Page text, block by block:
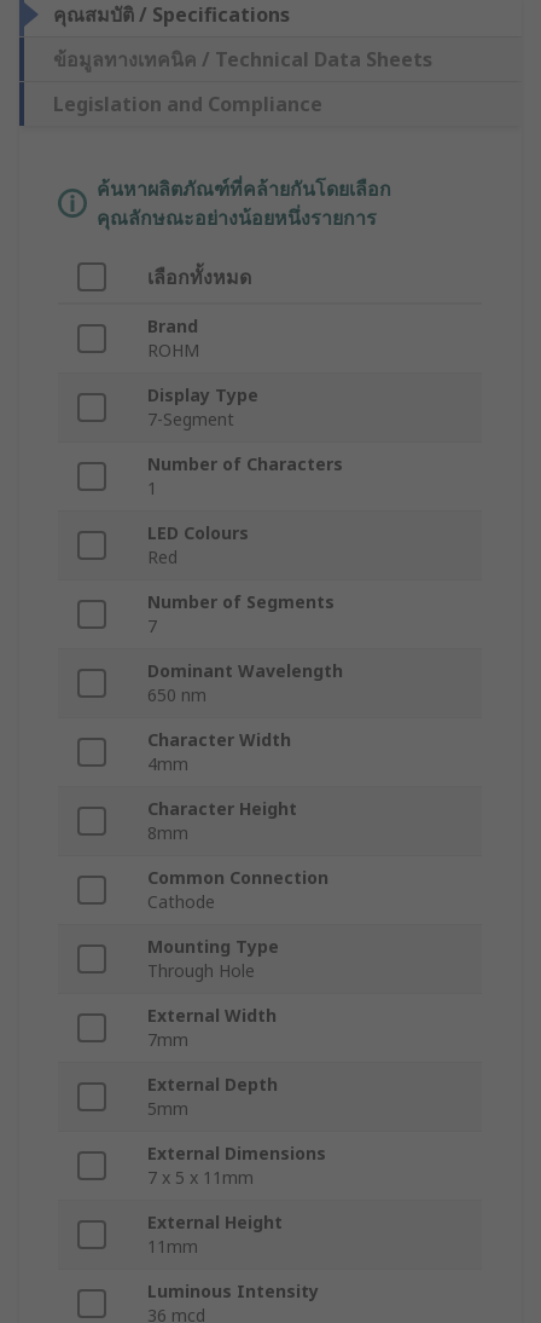
คุณสมบัติ / Specifications
ข้อมูลทางเทคนิค / Technical Data Sheets
Legislation and Compliance
ค้นหาผลิตภัณฑ์ที่คล้ายกันโดยเลือก
คุณลักษณะอย่างน้อยหนึ่งรายการ
เลือกทั้งหมด
Brand
ROHM
Display Type
7-Segment
Number of Characters
1
LED Colours
Red
Number of Segments
7
Dominant Wavelength
650 nm
Character Width
4mm
Character Height
8mm
Common Connection
Cathode
Mounting Type
Through Hole
External Width
7mm
External Depth
5mm
External Dimensions
7 x 5 x 11mm
External Height
11mm
Luminous Intensity
36 mcd